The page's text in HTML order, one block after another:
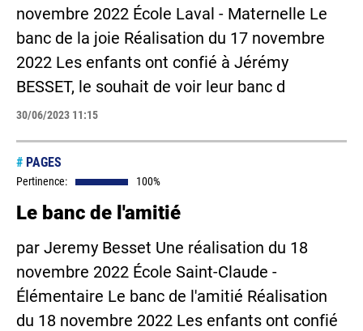
novembre 2022 École Laval - Maternelle Le
banc de la joie Réalisation du 17 novembre
2022 Les enfants ont confié à Jérémy
BESSET, le souhait de voir leur banc d
30/06/2023 11:15
# PAGES
Pertinence: 100%
Le banc de l'amitié
par Jeremy Besset Une réalisation du 18
novembre 2022 École Saint-Claude -
Élémentaire Le banc de l'amitié Réalisation
du 18 novembre 2022 Les enfants ont confié